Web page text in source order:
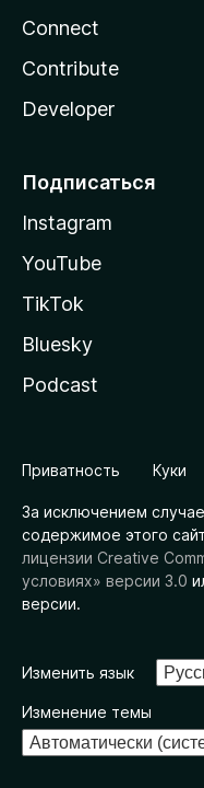
Connect
Contribute
Developer
Подписаться
Instagram
YouTube
TikTok
Bluesky
Podcast
Приватность Куки
За исключением
содержимое этого
лицензии Creative
условиях» версии 3.0
версии.
Изменить язык
Изменение темы